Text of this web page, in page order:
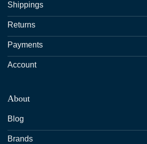
Shippings
Returns
Payments
Account
About
Blog
Brands